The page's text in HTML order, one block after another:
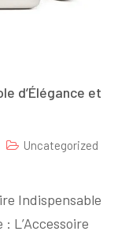
d’Élégance et
Uncategorized
Indispensable
L’Accessoire